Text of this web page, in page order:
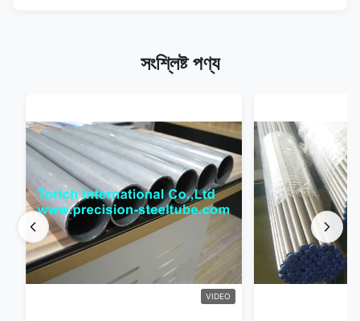
সংশ্লিষ্ট পণ্য
VIDEO